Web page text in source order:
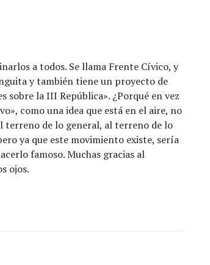
a todos. Se llama Frente Cívico, y
y también tiene un proyecto de
sobre la III República». ¿Porqué en vez
como una idea que está en el aire, no
terreno de lo general, al terreno de lo
ya que este movimiento existe, sería
famoso. Muchas gracias al
ojos.